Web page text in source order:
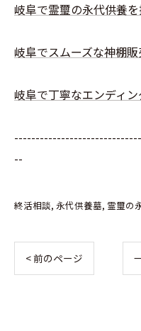
岐阜で霊璽の永代供養
岐阜でスムーズな神棚
岐阜で丁寧なエンディ
--
終活相談 永代供養墓 霊璽の
< 前のページ